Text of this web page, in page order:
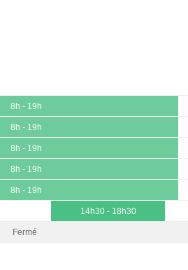
8h - 19h
8h - 19h
8h - 19h
8h - 19h
8h - 19h
14h30 - 18h30
Fermé